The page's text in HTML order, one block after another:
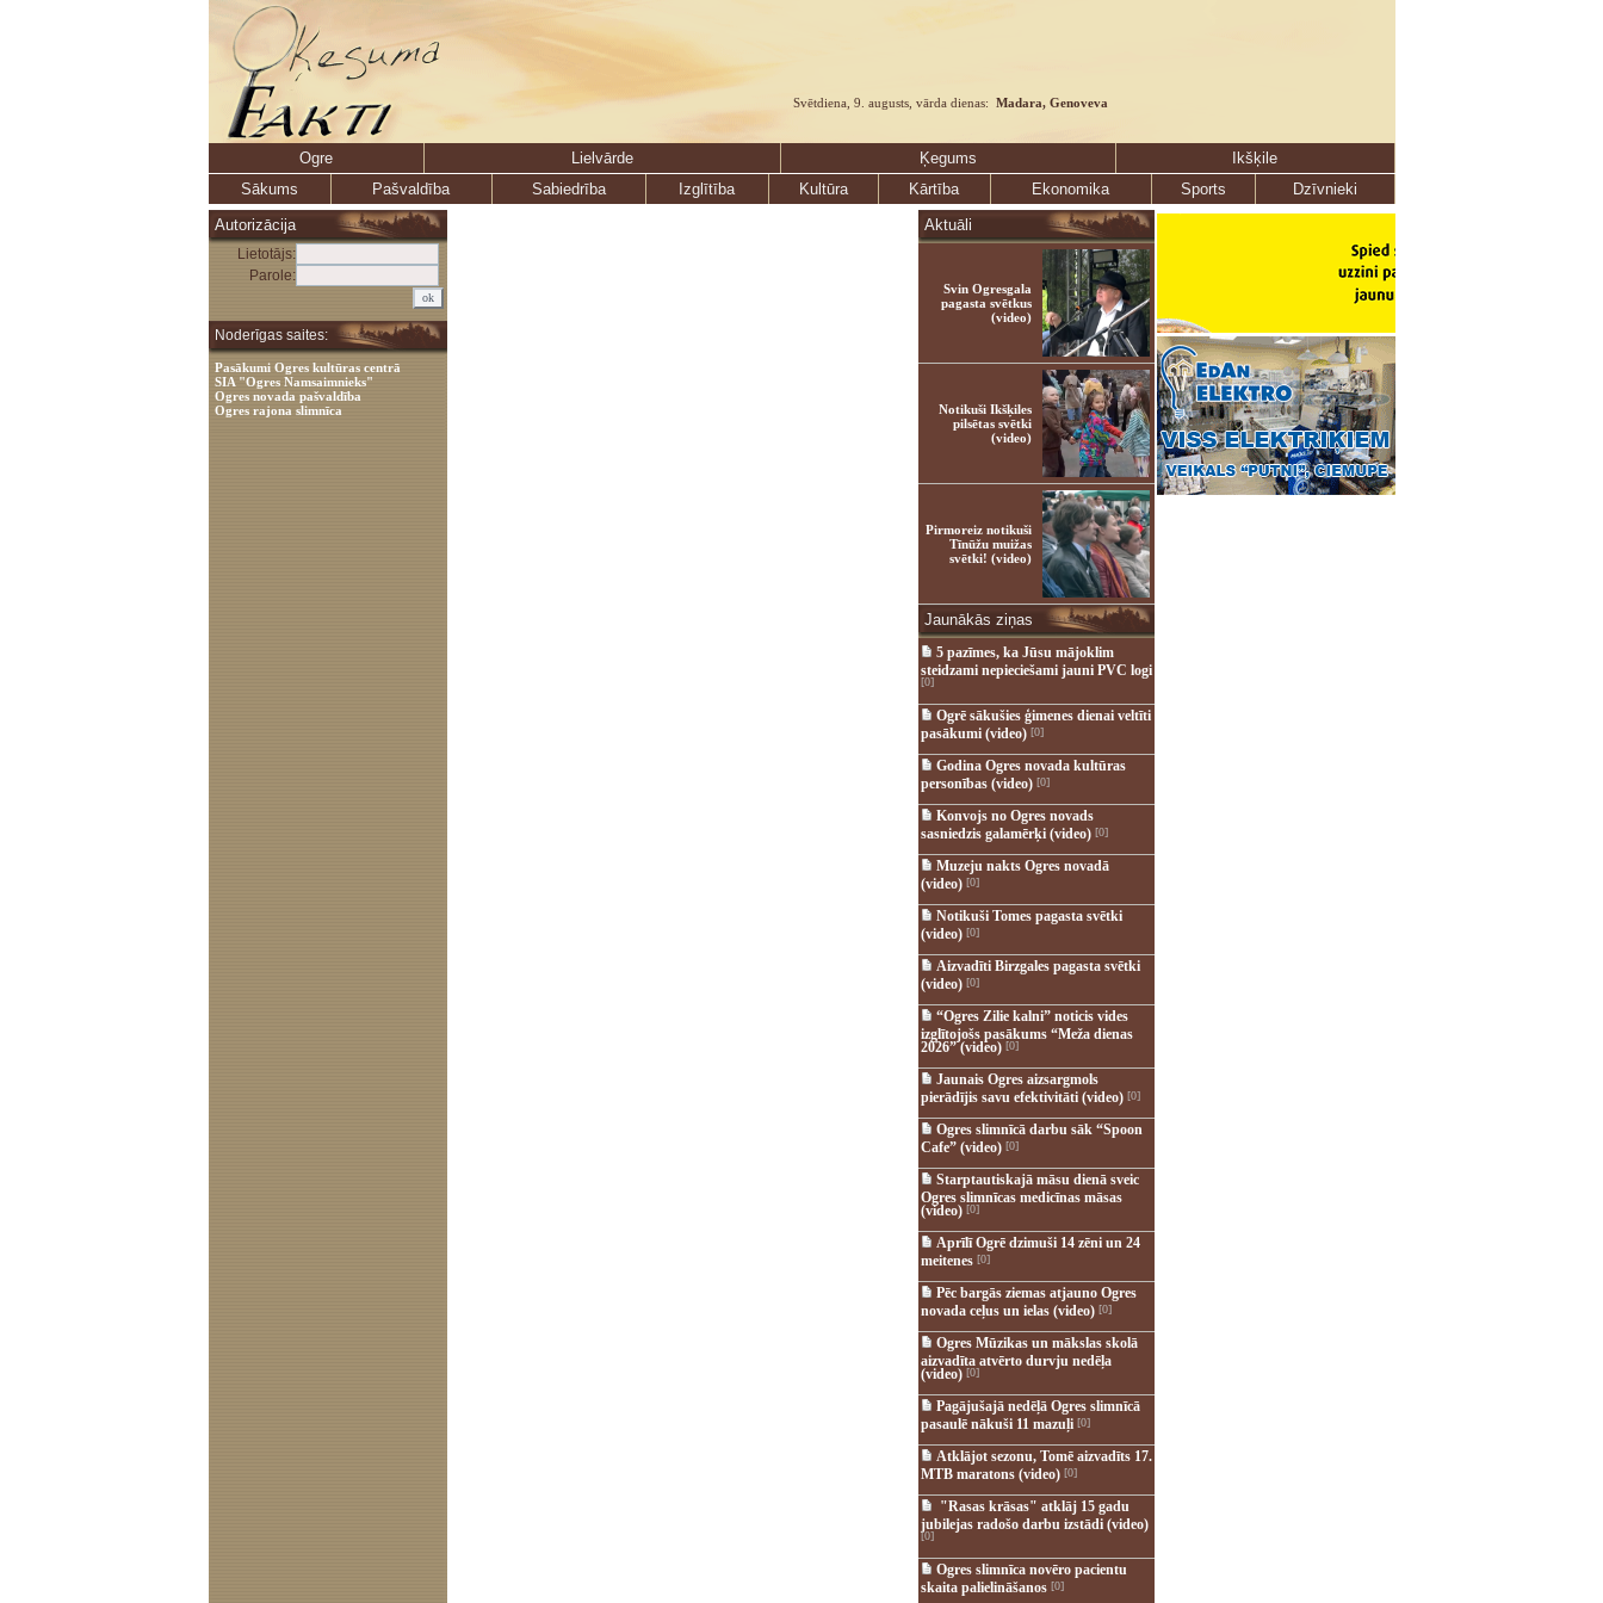
Svētdiena, 9. augusts, vārda dienas: Madara, Genoveva
Ogre Lielvārde Ķegums
Ikšķile
Sākums
Pašvaldība Sabiedrība Izglītība Kultūra Kārtība Ekonomika Sports
Dzīvnieki
Autorizācija
Lietotājs:
Parole:
Noderīgas saites:
Pasākumi Ogres kultūras centrā
SIA "Ogres Namsaimnieks"
Ogres novada pašvaldība
Ogres rajona slimnīca
Aktuāli
Svin Ogresgala
pagasta svētkus
(video)
Notikuši Ikšķiles
pilsētas svētki
(video)
Pirmoreiz notikuši
Tīnūžu muižas
svētki! (video)
Jaunākās ziņas
5 pazīmes, ka Jūsu mājoklim
steidzami nepieciešami jauni PVC logi
[0]
Ogrē sākušies ģimenes dienai veltīti
pasākumi (video)[0]
Godina Ogres novada kultūras
personības (video)[0]
Konvojs no Ogres novads
sasniedzis galamērķi (video)[0]
Muzeju nakts Ogres novadā
(video)[0]
Notikuši Tomes pagasta svētki
(video)[0]
Aizvadīti Birzgales pagasta svētki
(video)[0]
“Ogres Zilie kalni” noticis vides
izglītojošs pasākums “Meža dienas
2026” (video)[0]
Jaunais Ogres aizsargmols
pierādījis savu efektivitāti (video)[0]
Ogres slimnīcā darbu sāk “Spoon
Cafe” (video)[0]
Starptautiskajā māsu dienā sveic
Ogres slimnīcas medicīnas māsas
(video)[0]
Aprīlī Ogrē dzimuši 14 zēni un 24
meitenes [0]
Pēc bargās ziemas atjauno Ogres
novada ceļus un ielas (video)[0]
Ogres Mūzikas un mākslas skolā
aizvadīta atvērto durvju nedēļa
(video)[0]
Pagājušajā nedēļā Ogres slimnīcā
pasaulē nākuši 11 mazuļi[0]
Atklājot sezonu, Tomē aizvadīts 17.
MTB maratons (video)[0]
"Rasas krāsas" atklāj 15 gadu
jubilejas radošo darbu izstādi (video)
[0]
Ogres slimnīca novēro pacientu
skaita palielināšanos [0]